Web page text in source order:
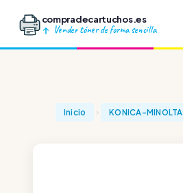
compradecartuchos.es
Vender tóner de forma sencilla
Inicio KONICA-MINOLTA